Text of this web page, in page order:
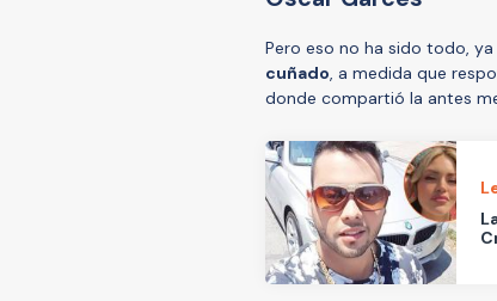
Pero eso no ha sido todo,
cuñado, a medida que
donde compartió la antes